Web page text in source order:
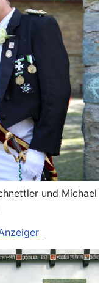
und Michael